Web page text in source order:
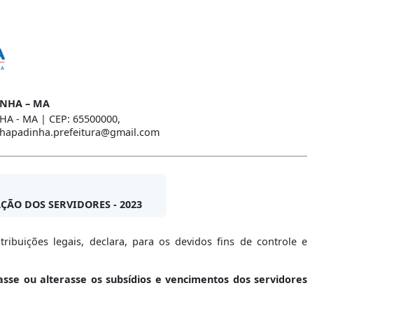
– MA
- MA | CEP: 65500000,
DOS SERVIDORES - 2023
legais, declara, para os devidos fins de controle e
ou alterasse os subsídios e vencimentos dos servidores